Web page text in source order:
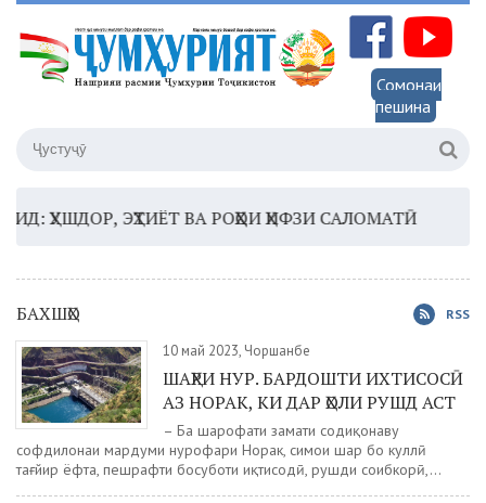
Сомонаи
пешина
ЭҲТИЁТ ВА РОҲҲОИ ҲИФЗИ САЛОМАТӢ16:35 –
БАХШҲО RSS
10 май 2023, Чоршанбе
ШАҲРИ НУР. БАРДОШТИ ИХТИСОСӢ
АЗ НОРАК, КИ ДАР ҲОЛИ РУШД АСТ
– Ба шарофати заҳмати содиқонаву
софдилонаи мардуми нурофари Норак, симои шаҳр бо куллӣ
тағйир ёфта, пешрафти босуботи иқтисодӣ, рушди соҳибкорӣ,...